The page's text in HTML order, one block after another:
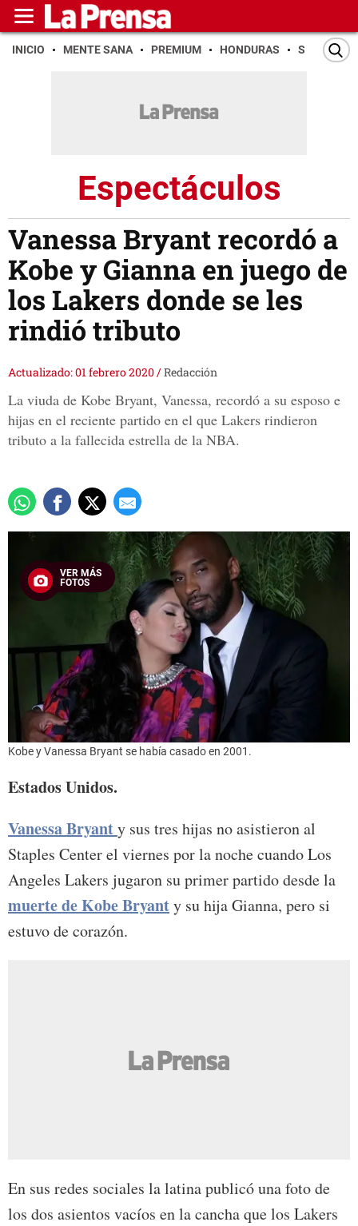
INICIO MENTE SANA PREMIUM HONDURAS SAN PEDRO
Espectáculos
Vanessa Bryant recordó a
Kobe y Gianna en juego de
los Lakers donde se les
rindió tributo
Actualizado: 01 febrero 2020/Redacción
La viuda de Kobe Bryant, Vanessa, recordó a su esposo e
hijas en el reciente partido en el que Lakers rindieron
tributo a la fallecida estrella de la NBA.
VER MÁS
FOTOS
Kobe y Vanessa Bryant se había casado en 2001.
Estados Unidos.
Vanessa Bryanty sus tres hijas no asistieron al
Staples Center el viernes por la noche cuando Los
Angeles Lakers jugaron su primer partido desde la
muerte de Kobe Bryanty su hija Gianna, pero si
estuvo de corazón.
En sus redes sociales la latina publicó una foto de
los dos asientos vacíos en la cancha que los Lakers